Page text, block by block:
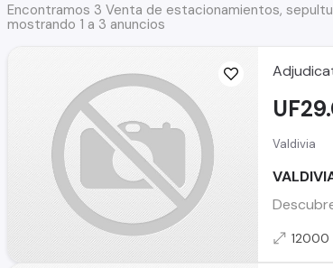
Encontramos 3 Venta de estacionamientos,
mostrando 1 a 3 anuncios
Valdivia
12000